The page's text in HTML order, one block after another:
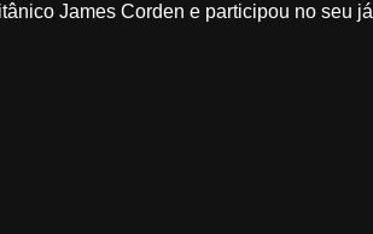
James Corden e participou no seu